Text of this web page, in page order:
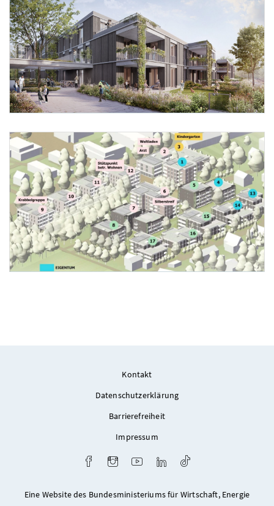
Foto 1: Heimat Österreich
Kontakt
Datenschutzerklärung
Barrierefreiheit
Impressum
FacebookInstagramYoutube LinkedIn
Eine Website des Bundesministeriums für Wirtschaft, Energie